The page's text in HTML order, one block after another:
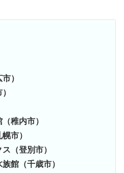
）
稚内市）
市）
（登別市）
館（千歳市）